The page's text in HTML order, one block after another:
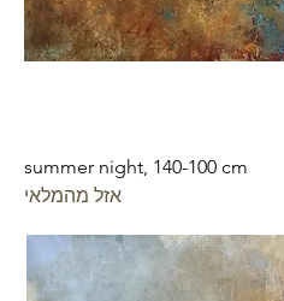
summer night, 140-100 cm
אזל מהמלאי